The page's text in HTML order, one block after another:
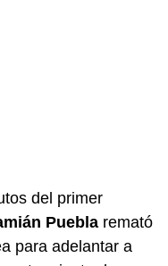
del primer
Puebla remató
para adelantar a